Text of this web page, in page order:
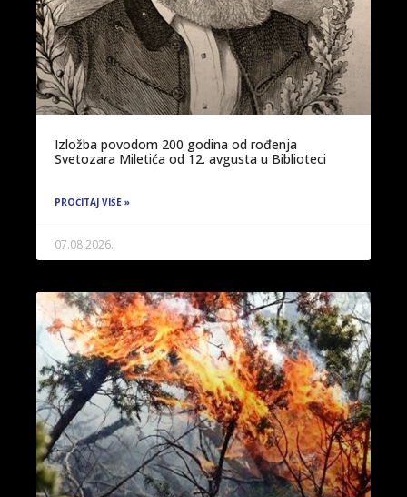
Izložba povodom 200 godina od rođenja
Svetozara Miletića od 12. avgusta u Biblioteci
PROČITAJ VIŠE »
07.08.2026.